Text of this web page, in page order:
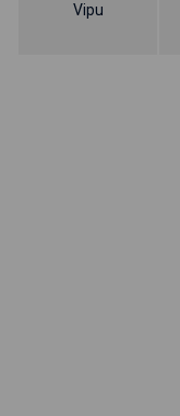
Vipu